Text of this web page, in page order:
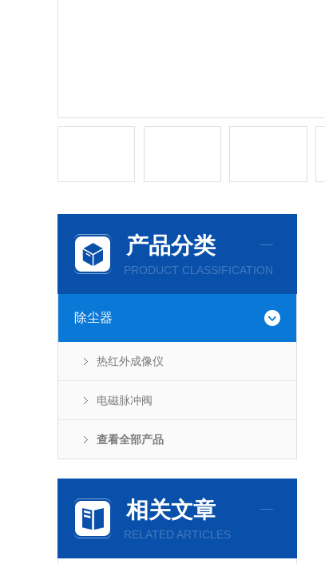
产品分类
PRODUCT CLASSIFICATION
除尘器
热红外成像仪
电磁脉冲阀
查看全部产品
相关文章
RELATED ARTICLES